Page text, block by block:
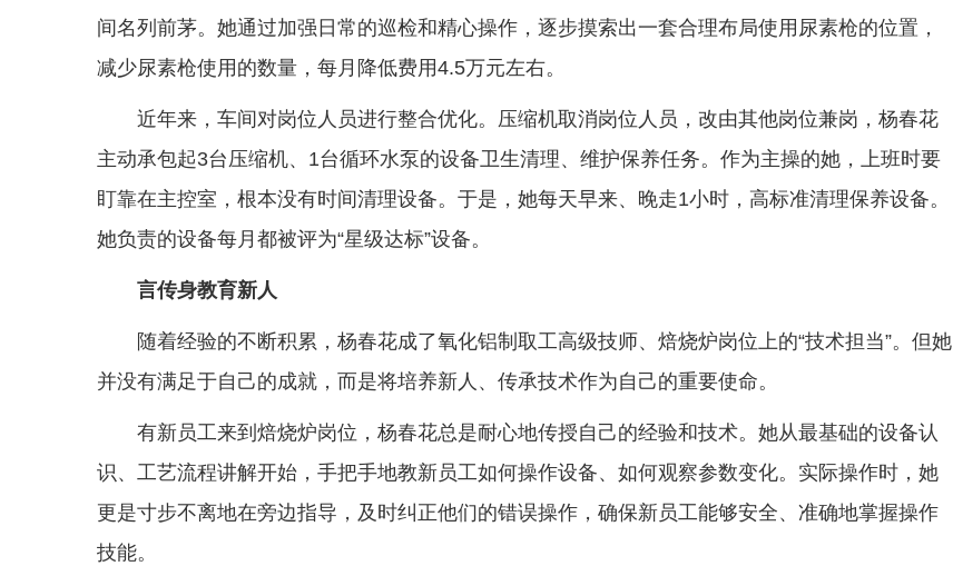
间名列前茅。她通过加强日常的巡检和精心操作，逐步摸索出一套合理布局使用尿素枪的位置，
减少尿素枪使用的数量，每月降低费用4.5万元左右。
近年来，车间对岗位人员进行整合优化。压缩机取消岗位人员，改由其他岗位兼岗，杨春花
主动承包起3台压缩机、1台循环水泵的设备卫生清理、维护保养任务。作为主操的她，上班时要
盯靠在主控室，根本没有时间清理设备。于是，她每天早来、晚走1小时，高标准清理保养设备。
她负责的设备每月都被评为“星级达标”设备。
言传身教育新人
随着经验的不断积累，杨春花成了氧化铝制取工高级技师、焙烧炉岗位上的“技术担当”。但她
并没有满足于自己的成就，而是将培养新人、传承技术作为自己的重要使命。
有新员工来到焙烧炉岗位，杨春花总是耐心地传授自己的经验和技术。她从最基础的设备认
识、工艺流程讲解开始，手把手地教新员工如何操作设备、如何观察参数变化。实际操作时，她
更是寸步不离地在旁边指导，及时纠正他们的错误操作，确保新员工能够安全、准确地掌握操作
技能。